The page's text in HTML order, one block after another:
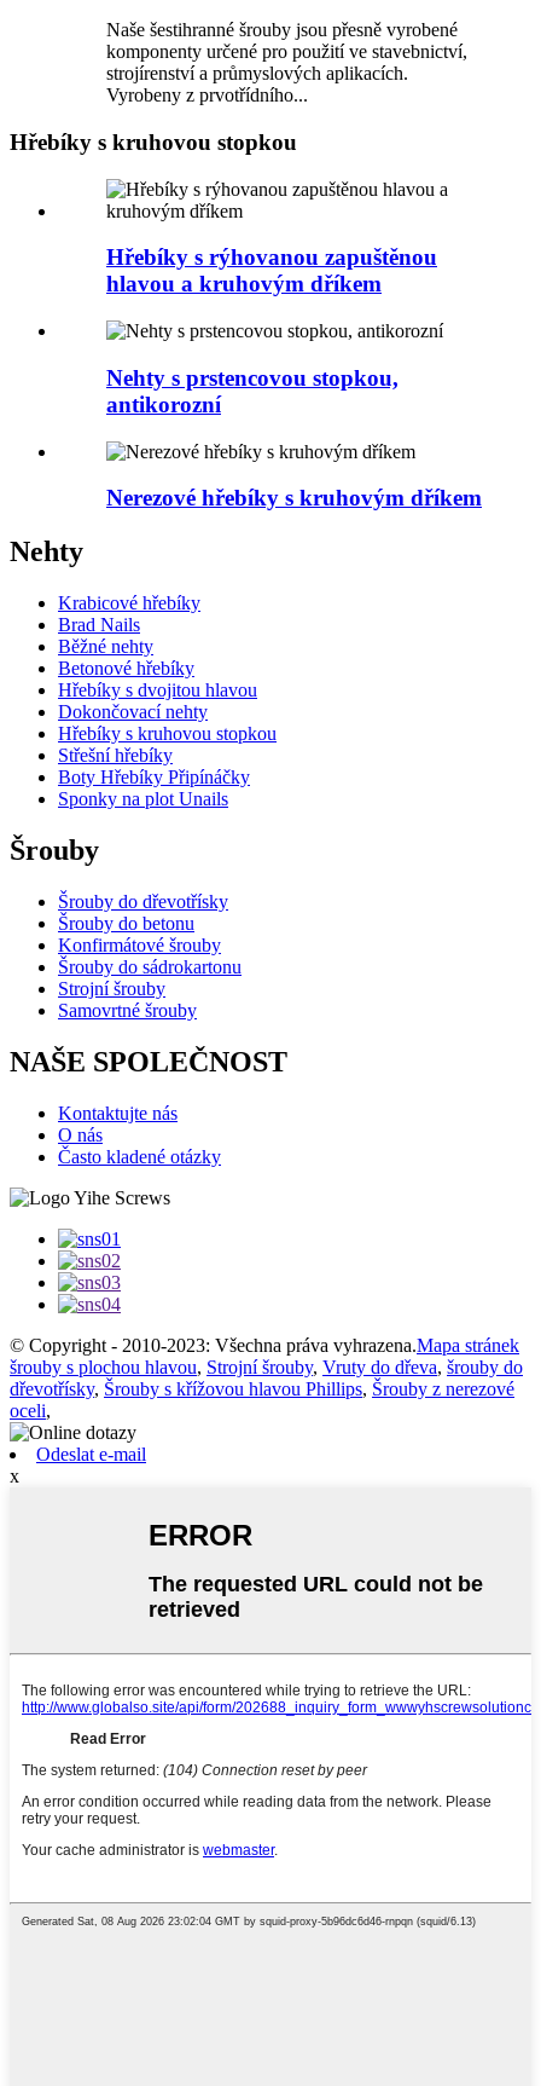
Naše šestihranné šrouby jsou přesně vyrobené
komponenty určené pro použití ve stavebnictví,
strojírenství a průmyslových aplikacích.
Vyrobeny z prvotřídního...
Hřebíky s kruhovou stopkou
Hřebíky s rýhovanou zapuštěnou
hlavou a kruhovým dříkem
Nehty s prstencovou stopkou,
antikorozní
Nerezové hřebíky s kruhovým dříkem
Nehty
Krabicové hřebíky
Brad Nails
Běžné nehty
Betonové hřebíky
Hřebíky s dvojitou hlavou
Dokončovací nehty
Hřebíky s kruhovou stopkou
Střešní hřebíky
Boty Hřebíky Připínáčky
Sponky na plot Unails
Šrouby
Šrouby do dřevotřísky
Šrouby do betonu
Konfirmátové šrouby
Šrouby do sádrokartonu
Strojní šrouby
Samovrtné šrouby
NAŠE SPOLEČNOST
Kontaktujte nás
O nás
Často kladené otázky
© Copyright - 2010-2023: Všechna práva vyhrazena.Mapa stránek
šrouby s plochou hlavou, Strojní šrouby, Vruty do dřeva, šrouby do
dřevotřísky, Šrouby s křížovou hlavou Phillips, Šrouby z nerezové
oceli,
Odeslat e-mail
x